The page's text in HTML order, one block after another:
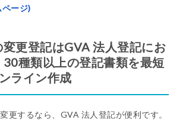
ージ)
更登記はGVA 法人登記にお
30種類以上の登記書類を最短
ライン作成
更するなら、GVA 法人登記が便利です。